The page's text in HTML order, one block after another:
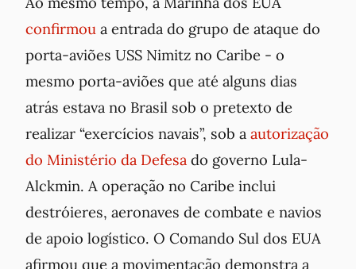
confirmou a entrada do grupo de ataque do
porta-aviões USS Nimitz no Caribe - o
mesmo porta-aviões que até alguns dias
atrás estava no Brasil sob o pretexto de
realizar “exercícios navais”, sob a autorização
do Ministério da Defesa do governo Lula-
Alckmin. A operação no Caribe inclui
destróieres, aeronaves de combate e navios
de apoio logístico. O Comando Sul dos EUA
afirmou que a movimentação demonstra a